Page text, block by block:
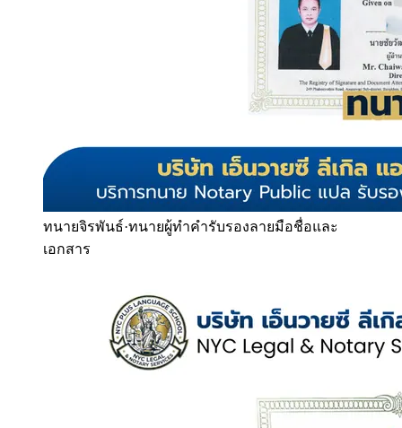
ทนายจิรพันธ์·ทนายผู้ทำคำรับรองลายมือชื่อและ
เอกสาร